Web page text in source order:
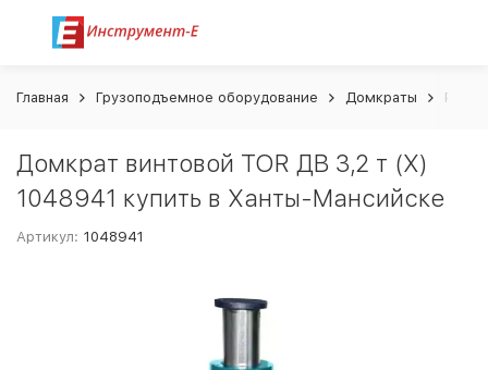
Главная Грузоподъемное оборудование Домкраты
Домкрат винтовой TOR ДВ 3,2 т (X)
1048941 купить в Ханты-Мансийске
Артикул: 1048941